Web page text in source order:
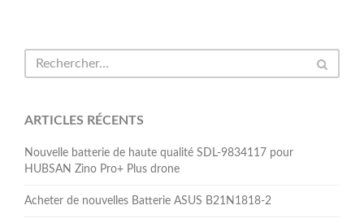
ARTICLES RÉCENTS
Nouvelle batterie de haute qualité SDL-9834117 pour
HUBSAN Zino Pro+ Plus drone
Acheter de nouvelles Batterie ASUS B21N1818-2